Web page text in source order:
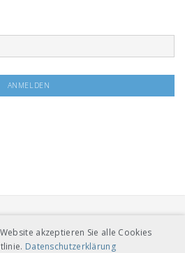
akzeptieren Sie alle Cookies
Datenschutzerklärung